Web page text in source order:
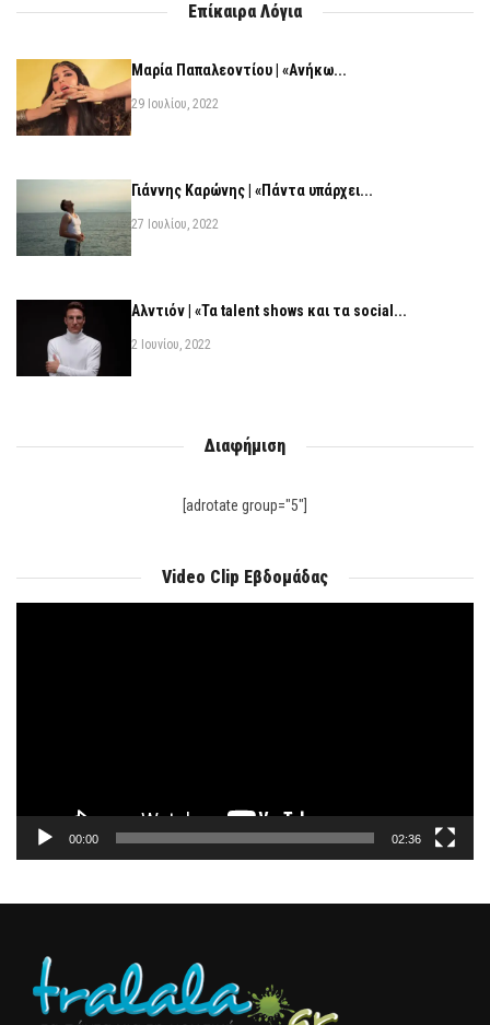
Επίκαιρα Λόγια
Μαρία Παπαλεοντίου | «Ανήκω...
29 Ιουλίου, 2022
Γιάννης Καρώνης | «Πάντα υπάρχει...
27 Ιουλίου, 2022
Αλντιόν | «Τα talent shows και τα social...
2 Ιουνίου, 2022
Διαφήμιση
[adrotate group="5"]
Video Clip Εβδομάδας
00:00 02:36